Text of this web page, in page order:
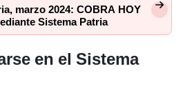
marzo 2024: COBRA HOY
Sistema Patria
en el Sistema